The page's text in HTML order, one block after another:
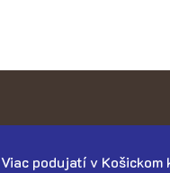
Viac podujatí v